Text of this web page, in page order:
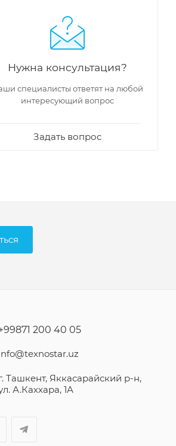
Нужна консультация?
специалисты ответят на любой
интересующий вопрос
Задать вопрос
200 40 05
Ташкент, Яккасарайский р-н,
А.Каххара, 1А